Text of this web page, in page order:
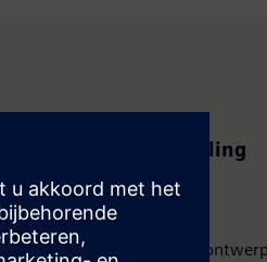
Efficiënte stroomverdeling
met SIVACON S1
kortsluitsterkte en
modulair ontwerp